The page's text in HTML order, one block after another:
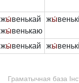
жы́венькай
жы́венькаю
жы́
жы́венькай жы́
Граматычная база